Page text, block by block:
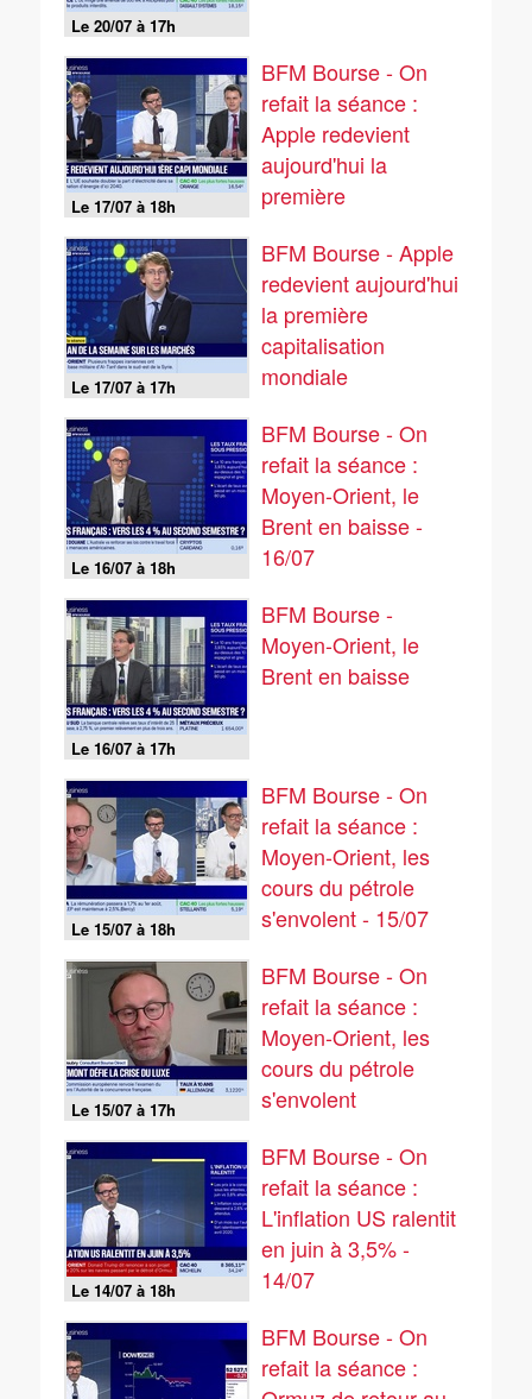
Le 20/07 à 17h
Le 17/07 à 18h
BFM Bourse - On
refait la séance :
Apple redevient
aujourd'hui la
première
mondiale - 17/07
Le 17/07 à 17h
BFM Bourse - Apple
redevient aujourd'hui
la première
capitalisation
mondiale
Le 16/07 à 18h
BFM Bourse - On
refait la séance :
Moyen-Orient, le
Brent en baisse -
16/07
Le 16/07 à 17h
BFM Bourse -
Moyen-Orient, le
Brent en baisse
Le 15/07 à 18h
BFM Bourse - On
refait la séance :
Moyen-Orient, les
cours du pétrole
s'envolent - 15/07
Le 15/07 à 17h
BFM Bourse - On
refait la séance :
Moyen-Orient, les
cours du pétrole
s'envolent
Le 14/07 à 18h
BFM Bourse - On
refait la séance :
L'inflation US ralentit
en juin à 3,5% -
14/07
BFM Bourse - On
refait la séance :